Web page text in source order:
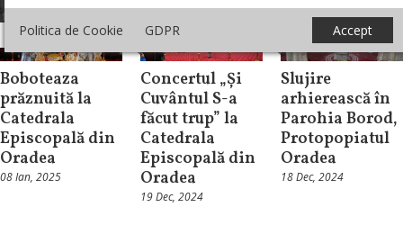
Politica de Cookie GDPR Accept
Știri
Boboteaza
prăznuită la
Catedrala
Episcopală din
Oradea
08 Ian, 2025
Știri
Concertul „Și
Cuvântul S-a
făcut trup” la
Catedrala
Episcopală din
Oradea
19 Dec, 2024
Slujire
arhierească în
Parohia Borod,
Protopopiatul
Oradea
18 Dec, 2024